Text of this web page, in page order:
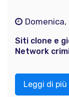
Siti clone e
Network
Leggi di più